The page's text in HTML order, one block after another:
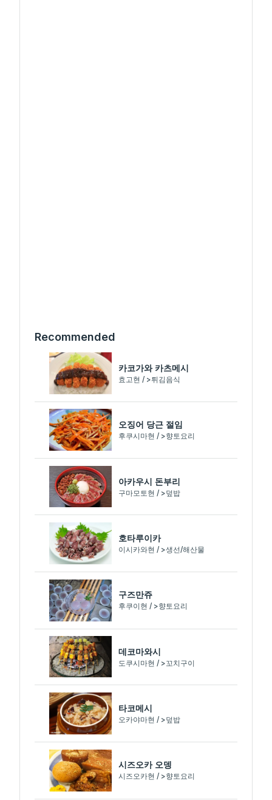
Recommended
카코가와 카츠메시
효고현 / >튀김음식
오징어 당근 절임
후쿠시마현 / >향토요리
아카우시 돈부리
구마모토현 / >덮밥
호타루이카
이시카와현 / >생선/해산물
구즈만쥬
후쿠이현 / >향토요리
데코마와시
도쿠시마현 / >꼬치구이
타코메시
오카야마현 / >덮밥
시즈오카 오뎅
시즈오카현 / >향토요리